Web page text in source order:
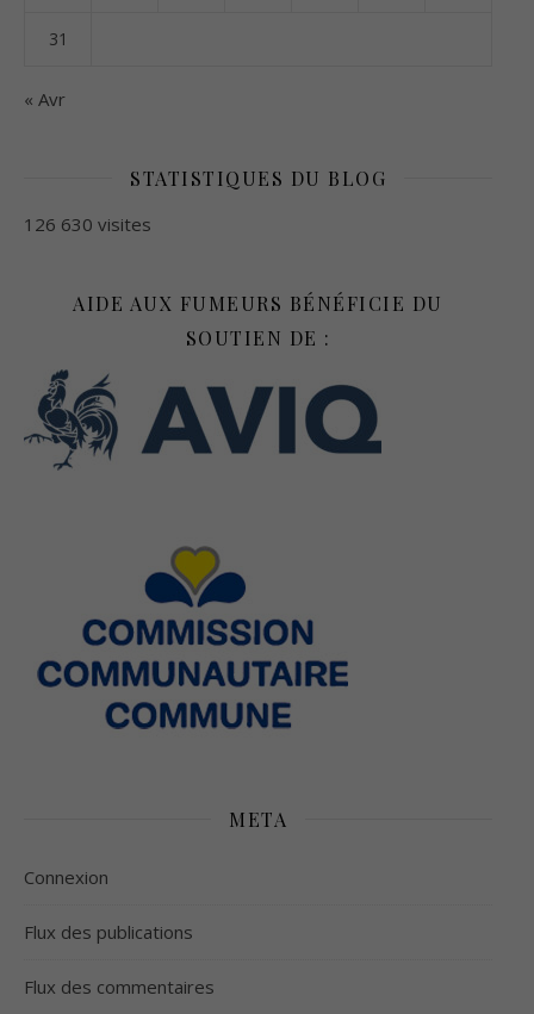
31
« Avr
STATISTIQUES DU BLOG
126 630 visites
AIDE AUX FUMEURS BÉNÉFICIE DU
SOUTIEN DE :
META
Connexion
Flux des publications
Flux des commentaires